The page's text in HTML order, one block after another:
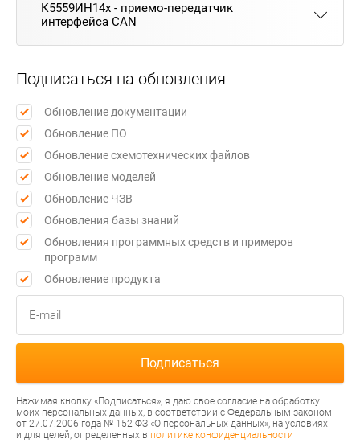
К5559ИН14х - приемо-передатчик
интерфейса CAN
Подписаться на обновления
Обновление документации
Обновление ПО
Обновление схемотехнических файлов
Обновление моделей
Обновление ЧЗВ
Обновления базы знаний
Обновления программных средств и примеров
программ
Обновление продукта
Нажимая кнопку «Подписаться», я даю свое согласие на обработку
моих персональных данных, в соответствии с Федеральным законом
от 27.07.2006 года № 152-ФЗ «О персональных данных», на условиях
и для целей, определенных в политике конфиденциальности